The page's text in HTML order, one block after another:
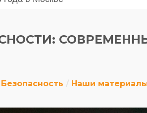
Безопасность
Наши